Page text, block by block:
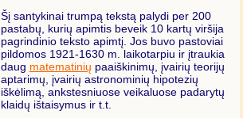
Šį santykinai trumpą tekstą palydi per 200
pastabų, kurių apimtis beveik 10 kartų viršija
pagrindinio teksto apimtį. Jos buvo pastoviai
pildomos 1921-1630 m. laikotarpiu ir įtraukia
daug matematinių paaiškinimų, įvairių teorijų
aptarimų, įvairių astronominių hipotezių
iškėlimą, ankstesniuose veikaluose padarytų
klaidų ištaisymus ir t.t.